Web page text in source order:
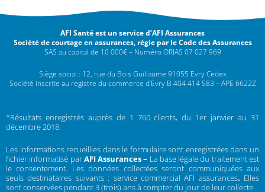
AFI Santé est un service d’AFI Assurances
Société de courtage en assurances, régie par le Code des Assurances
SAS au capital de 10 000€ – Numéro ORIAS 07 027 969
Siège social : 12, rue du Bois Guillaume 91055 Evry Cedex
Société inscrite au registre du commerce d’Evry B 404 414 583 – APE 6622Z
*Résultats enregistrés auprès de 1 760 clients, du 1er janvier au 31
décembre 2018.
Les informations recueillies dans le formulaire sont enregistrées dans un
fichier informatisé parAFI Assurances – La base légale du traitement est
le consentement. Les données collectées seront communiquées aux
seuls destinataires suivants : service commercial AFI assurances. Elles
sont conservées pendant 3 (trois) ans à compter du jour de leur collecte.